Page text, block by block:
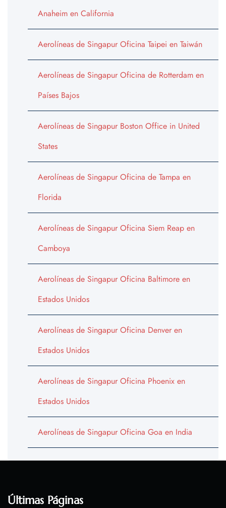
Anaheim en California
Aerolíneas de Singapur Oficina Taipei en Taiwán
Aerolíneas de Singapur Oficina de Rotterdam en
Países Bajos
Aerolíneas de Singapur Boston Office in United
States
Aerolíneas de Singapur Oficina de Tampa en
Florida
Aerolíneas de Singapur Oficina Siem Reap en
Camboya
Aerolíneas de Singapur Oficina Baltimore en
Estados Unidos
Aerolíneas de Singapur Oficina Denver en
Estados Unidos
Aerolíneas de Singapur Oficina Phoenix en
Estados Unidos
Aerolíneas de Singapur Oficina Goa en India
Últimas Páginas